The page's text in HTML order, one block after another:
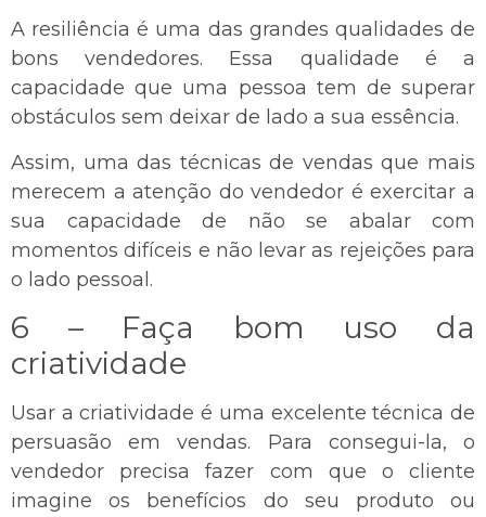
A resiliência é uma das grandes qualidades de
bons vendedores. Essa qualidade é a
capacidade que uma pessoa tem de superar
obstáculos sem deixar de lado a sua essência.
Assim, uma das técnicas de vendas que mais
merecem a atenção do vendedor é exercitar a
sua capacidade de não se abalar com
momentos difíceis e não levar as rejeições para
o lado pessoal.
6 – Faça bom uso da
criatividade
Usar a criatividade é uma excelente técnica de
persuasão em vendas. Para consegui-la, o
vendedor precisa fazer com que o cliente
imagine os benefícios do seu produto ou